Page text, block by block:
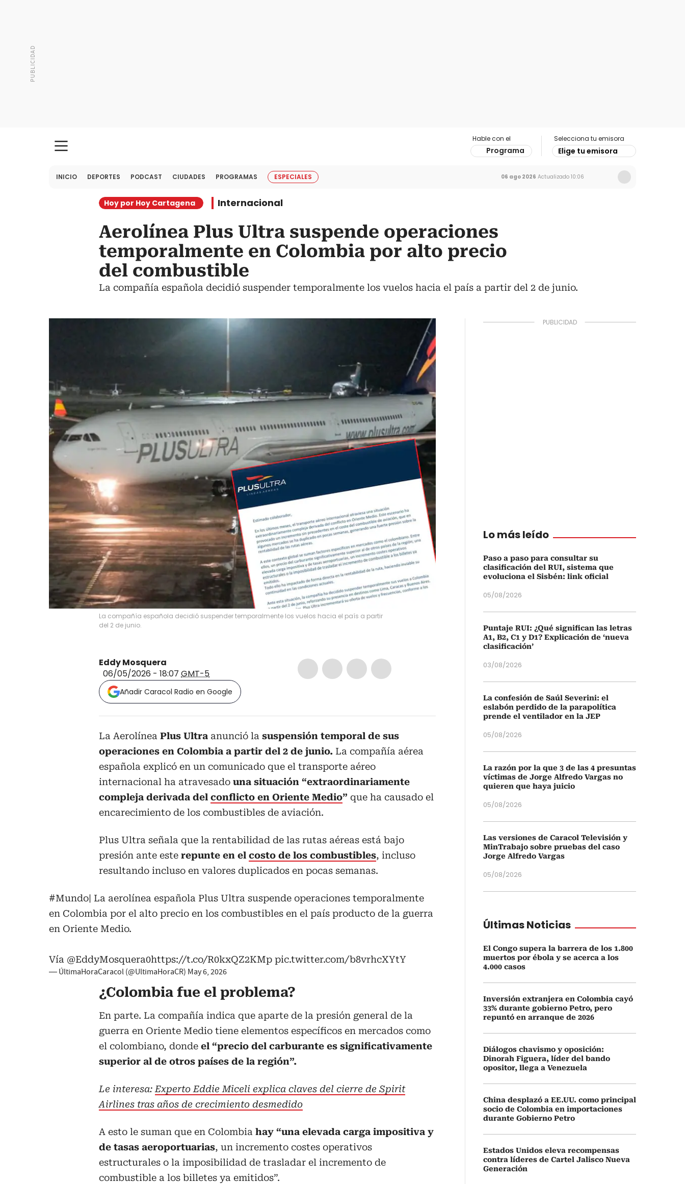
Hable con el
Programa
Selecciona tu emisora
Elige tu emisora
INICIO DEPORTES PODCAST CIUDADES PROGRAMAS ESPECIALES 06 ago 2026 Actualizado 10:06
Hoy por Hoy Cartagena Internacional
Aerolínea Plus Ultra suspende operaciones
temporalmente en Colombia por alto precio
del combustible
La compañía española decidió suspender temporalmente los vuelos hacia el país a partir del 2 de junio.
La compañía española decidió suspender temporalmente los vuelos hacia el país a partir
del 2 de junio.
Eddy Mosquera
06/05/2026 - 18:07 GMT-5
Añadir Caracol Radio en Google
La Aerolínea Plus Ultra anunció la suspensión temporal de sus
operaciones en Colombia a partir del 2 de junio. La compañía aérea
española explicó en un comunicado que el transporte aéreo
internacional ha atravesado una situación “extraordinariamente
compleja derivada del conflicto en Oriente Medio” que ha causado el
encarecimiento de los combustibles de aviación.
Plus Ultra señala que la rentabilidad de las rutas aéreas está bajo
presión ante este repunte en el costo de los combustibles, incluso
resultando incluso en valores duplicados en pocas semanas.
#Mundo| La aerolínea española Plus Ultra suspende operaciones temporalmente
en Colombia por el alto precio en los combustibles en el país producto de la guerra
en Oriente Medio.
Vía @EddyMosquera0https://t.co/R0kxQZ2KMp pic.twitter.com/b8vrhcXYtY
— ÚltimaHoraCaracol (@UltimaHoraCR) May 6, 2026
¿Colombia fue el problema?
En parte. La compañía indica que aparte de la presión general de la
guerra en Oriente Medio tiene elementos específicos en mercados como
el colombiano, donde el “precio del carburante es significativamente
superior al de otros países de la región”.
Le interesa:Experto Eddie Miceli explica claves del cierre de Spirit
Airlines tras años de crecimiento desmedido
A esto le suman que en Colombia hay “una elevada carga impositiva y
de tasas aeroportuarias, un incremento costes operativos
estructurales o la imposibilidad de trasladar el incremento de
combustible a los billetes ya emitidos”.
Lo más leído
Paso a paso para consultar su
clasificación del RUI, sistema que
evoluciona el Sisbén: link oficial
05/08/2026
Puntaje RUI: ¿Qué significan las letras
A1, B2, C1 y D1? Explicación de ‘nueva
clasificación’
03/08/2026
La confesión de Saúl Severini: el
eslabón perdido de la parapolítica
prende el ventilador en la JEP
05/08/2026
La razón por la que 3 de las 4 presuntas
víctimas de Jorge Alfredo Vargas no
quieren que haya juicio
05/08/2026
Las versiones de Caracol Televisión y
MinTrabajo sobre pruebas del caso
Jorge Alfredo Vargas
05/08/2026
Últimas Noticias
El Congo supera la barrera de los 1.800
muertos por ébola y se acerca a los
4.000 casos
Inversión extranjera en Colombia cayó
33% durante gobierno Petro, pero
repuntó en arranque de 2026
Diálogos chavismo y oposición:
Dinorah Figuera, líder del bando
opositor, llega a Venezuela
China desplazó a EE.UU. como principal
socio de Colombia en importaciones
durante Gobierno Petro
Estados Unidos eleva recompensas
contra líderes de Cartel Jalisco Nueva
Generación